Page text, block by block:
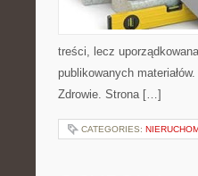
treści, lecz
publikowanych
Zdrowie. Strona […]
CATEGORIES: